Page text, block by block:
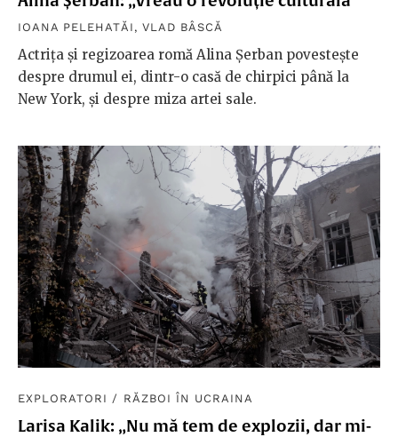
IOANA PELEHATĂI , VLAD BÂSCĂ
Actrița și regizoarea romă Alina Șerban povestește
despre drumul ei, dintr-o casă de chirpici până la
New York, și despre miza artei sale.
EXPLORATORI / RĂZBOI ÎN UCRAINA
Larisa Kalik: „Nu mă tem de explozii, dar mi-